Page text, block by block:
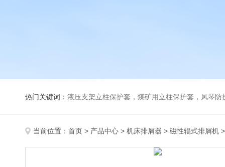
热门关键词： 液压支架立柱保护套，煤矿用立柱保护套，风琴
当前位置： 首页 > 产品中心 > 机床排屑器 > 磁性辊式排屑机